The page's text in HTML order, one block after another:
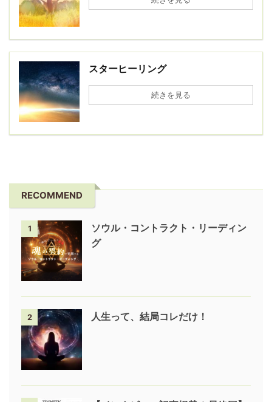
スターヒーリング
続きを見る
RECOMMEND
1
ソウル・コントラクト・リーディン
グ
2 人生って、結局コレだけ！